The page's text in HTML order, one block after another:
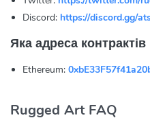
Discord: https://discord.gg/
Яка адреса
Ethereum:
Rugged Art FAQ